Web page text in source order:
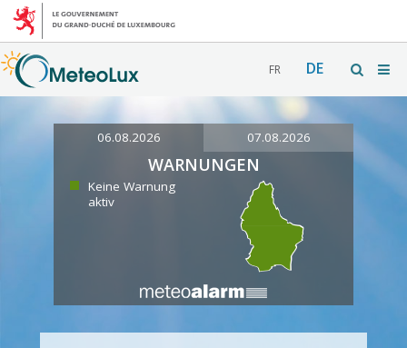
FR DE
06.08.2026 07.08.2026
WARNUNGEN
Keine Warnung
aktiv